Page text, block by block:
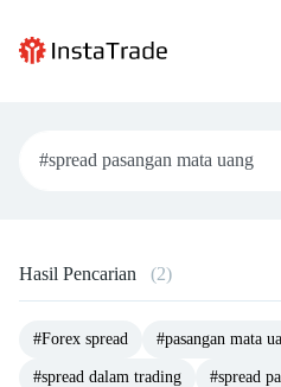
Hasil Pencarian (2)
#Forex spread #pasangan mata
#spread dalam trading #spread